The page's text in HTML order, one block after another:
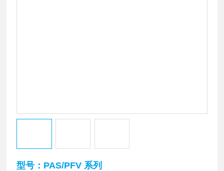
型号：PAS/PFV 系列